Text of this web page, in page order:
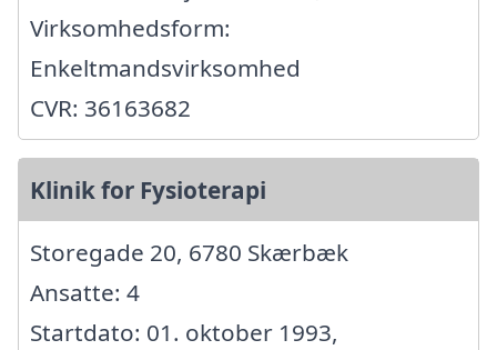
Virksomhedsform:
Enkeltmandsvirksomhed
CVR: 36163682
Klinik for Fysioterapi
Storegade 20, 6780 Skærbæk
Ansatte: 4
Startdato: 01. oktober 1993,